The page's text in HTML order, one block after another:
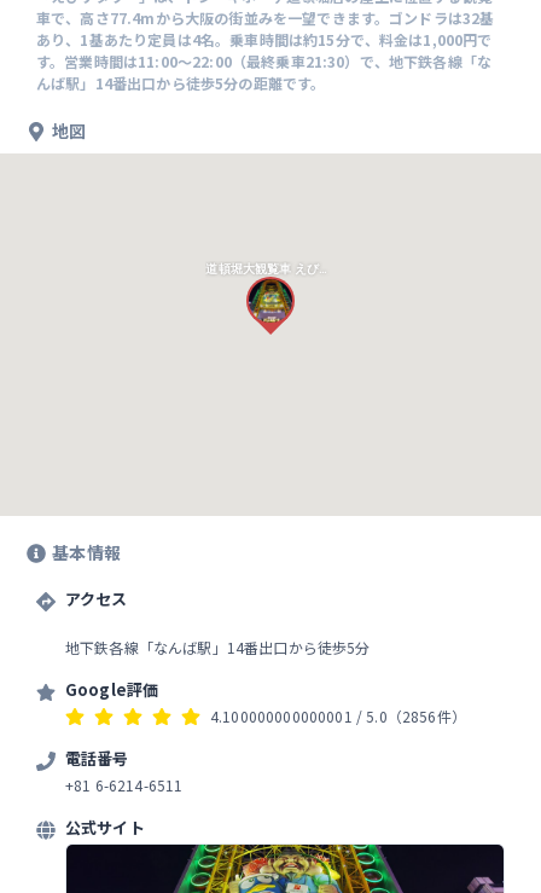
車で、高さ77.4mから大阪の街並みを一望できます。ゴンドラは32基
あり、1基あたり定員は4名。乗車時間は約15分で、料金は1,000円で
す。営業時間は11:00～22:00（最終乗車21:30）で、地下鉄各線「な
んば駅」14番出口から徒歩5分の距離です。
地図
道頓堀大観覧車 えびすタワー
基本情報
アクセス
地下鉄各線「なんば駅」14番出口から徒歩5分
Google評価
4.100000000000001 / 5.0 （2856件）
電話番号
+81 6-6214-6511
公式サイト